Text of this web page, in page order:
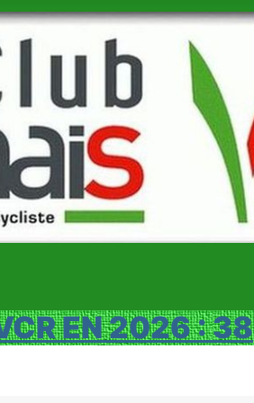
EN 2026 : 38